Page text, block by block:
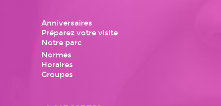
Anniversaires
Préparez votre visite
Notre parc
Normes
Horaires
Groupes